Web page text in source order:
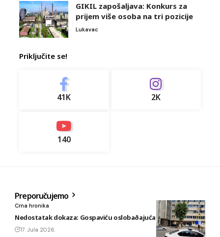
GIKIL zapošaljava: Konkurs za
prijem više osoba na tri pozicije
Lukavac
Priključite se!
41K 2K
140
Preporučujemo
Crna hronika
Nedostatak dokaza: Gospaviću oslobaðajuća presuda
17. Jula 2026.